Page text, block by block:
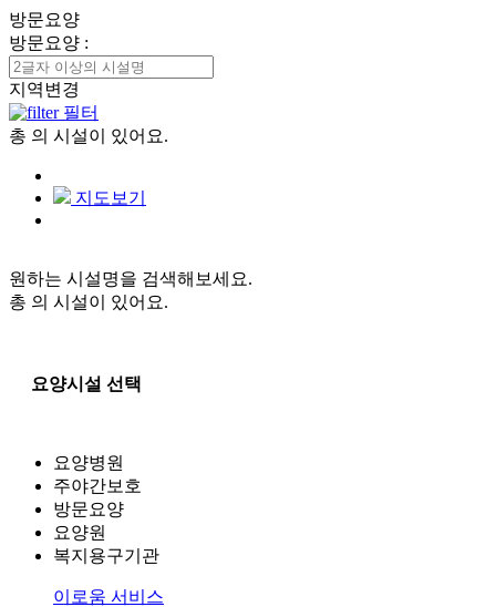
방문요양
방문요양 :
지역변경
필터
총 의 시설이 있어요.
지도보기
원하는 시설명을 검색해보세요.
총 의 시설이 있어요.
요양시설 선택
요양병원
주야간보호
방문요양
요양원
복지용구기관
이로움 서비스